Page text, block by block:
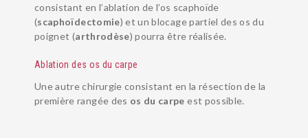
consistant en l’ablation de l’os scaphoïde
(scaphoïdectomie) et un blocage partiel des os du
poignet (arthrodèse) pourra être réalisée.
Ablation des os du carpe
Une autre chirurgie consistant en la résection de la
première rangée des os du carpe est possible.